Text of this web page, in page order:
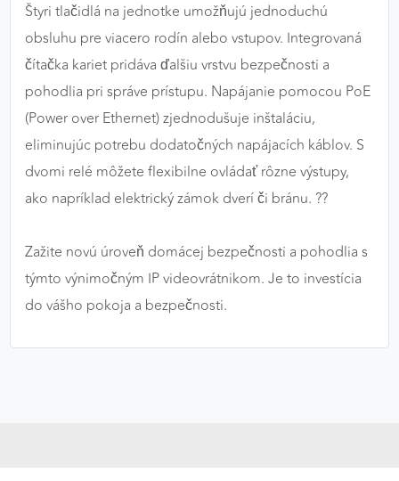
Štyri tlačidlá na jednotke umožňujú jednoduchú
obsluhu pre viacero rodín alebo vstupov. Integrovaná
čítačka kariet pridáva ďalšiu vrstvu bezpečnosti a
pohodlia pri správe prístupu. Napájanie pomocou PoE
(Power over Ethernet) zjednodušuje inštaláciu,
eliminujúc potrebu dodatočných napájacích káblov. S
dvomi relé môžete flexibilne ovládať rôzne výstupy,
ako napríklad elektrický zámok dverí či bránu. ??
Zažite novú úroveň domácej bezpečnosti a pohodlia s
týmto výnimočným IP videovrátnikom. Je to investícia
do vášho pokoja a bezpečnosti.